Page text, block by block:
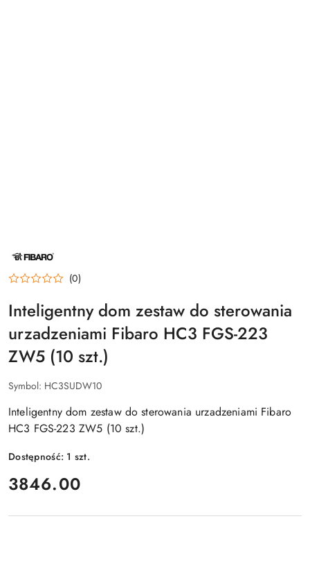
NAZWA
PRODUCENTA:
FIBARO
(0)
Inteligentny dom zestaw do sterowania
urzadzeniami Fibaro HC3 FGS-223
ZW5 (10 szt.)
Symbol: HC3SUDW10
Inteligentny dom zestaw do sterowania urzadzeniami Fibaro
HC3 FGS-223 ZW5 (10 szt.)
Dostępność: 1 szt.
cena:
3846.00